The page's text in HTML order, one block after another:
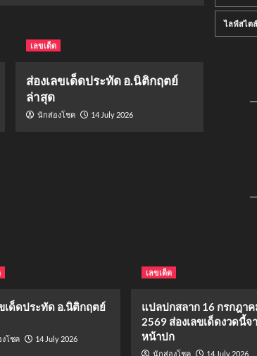
เลขเด็ด
ส่องเลขเด็ดประทัด อ.นิติกฤตย์
ล่าสุด
นักส่องโชค 14 July 2026
ไลฟ์สไตล์
เด็ดประทัด อ.นิติกฤตย์
โชค 14 July 2026
เลขเด็ด
แปลปกสลาก 16 กรกฎาค
2569 ส่องเลขเด็ดงวดนี้จ
หน้าปก
นักส่องโชค 14 July 2026